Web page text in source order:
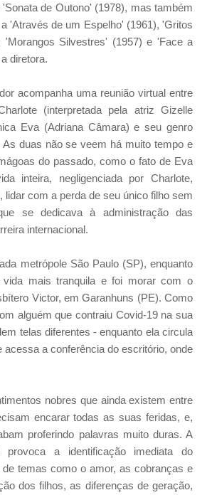
de Outono' (1978), mas também
'Através de um Espelho' (1961), 'Gritos
'Morangos Silvestres' (1957) e 'Face a
diretora.
acompanha uma reunião virtual entre
(interpretada pela atriz Gizelle
Eva (Adriana Câmara) e seu genro
duas não se veem há muito tempo e
do passado, como o fato de Eva
inteira, negligenciada por Charlote,
lidar com a perda de seu único filho sem
se dedicava à administração das
internacional.
metrópole São Paulo (SP), enquanto
mais tranquila e foi morar com o
Victor, em Garanhuns (PE). Como
alguém que contraiu Covid-19 na sua
telas diferentes - enquanto ela circula
acessa a conferência do escritório, onde
nobres que ainda existem entre
encarar todas as suas feridas, e,
proferindo palavras muito duras. A
provoca a identificação imediata do
de temas como o amor, as cobranças e
dos filhos, as diferenças de geração,